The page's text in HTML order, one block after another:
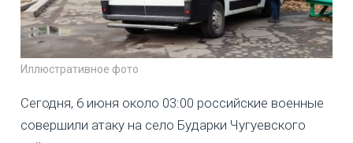
Иллюстративное фото
Сегодня, 6 июня около 03:00 российские военные
совершили атаку на село Бударки Чугуевского